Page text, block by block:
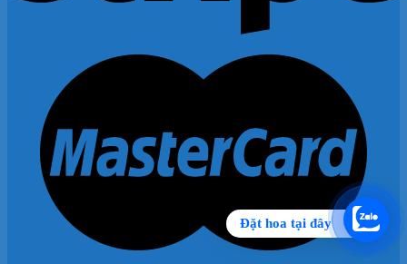
Đặt hoa tại đây